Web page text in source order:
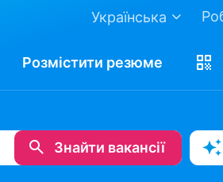
Українська
Розмістити резюме
Знайти вакансії